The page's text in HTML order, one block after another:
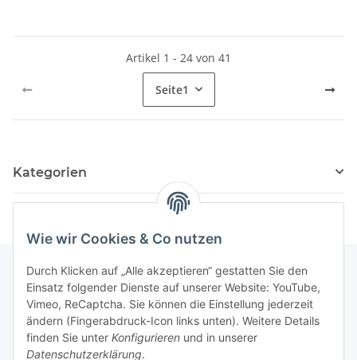
Wie wir Cookies & Co nutzen
Durch Klicken auf „Alle akzeptieren“ gestatten Sie den
Einsatz folgender Dienste auf unserer Website: YouTube,
Vimeo, ReCaptcha. Sie können die Einstellung jederzeit
ändern (Fingerabdruck-Icon links unten). Weitere Details
finden Sie unter Konfigurieren und in unserer
Datenschutzerklärung.
Artikel 1 - 24 von 41
Seite1
Kategorien
Informationen
Gesetzliche Informationen